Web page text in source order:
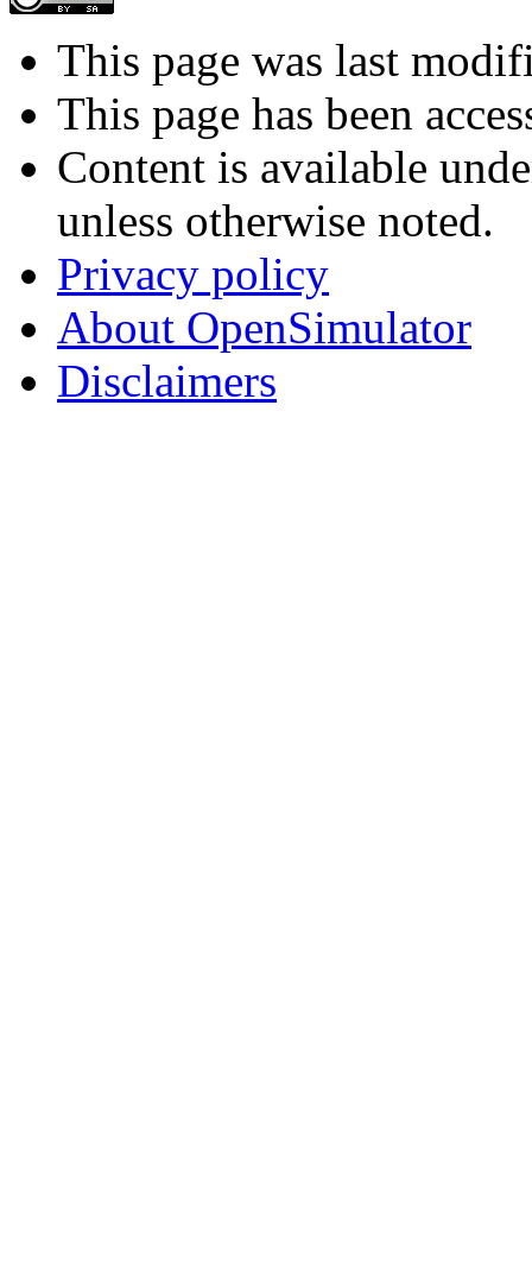
This page was last
This page has been
Content is available
unless otherwise noted.
Privacy policy
About OpenSimulator
Disclaimers